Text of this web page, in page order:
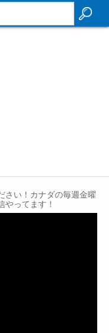
さい！カナダの毎週金曜
やってます！